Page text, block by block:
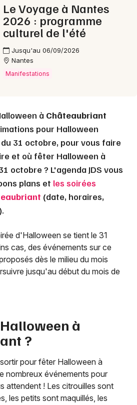
Je m'abonne
Le Voyage à Nantes
2026 : programme
culturel de l'été
Jusqu'au 06/09/2026
Nantes
Manifestations
à Châteaubriant
pour Halloween
31 octobre, pour vous faire
et où fêter Halloween à
octobre ? L'agenda JDS vous
plans et les soirées
(date, horaires,
d'Halloween se tient le 31
cas, des événements sur ce
dès le milieu du mois
jusqu'au début du mois de
à
?
pour fêter Halloween à
nombreux événements pour
attendent ! Les citrouilles sont
les petits sont maquillés, les